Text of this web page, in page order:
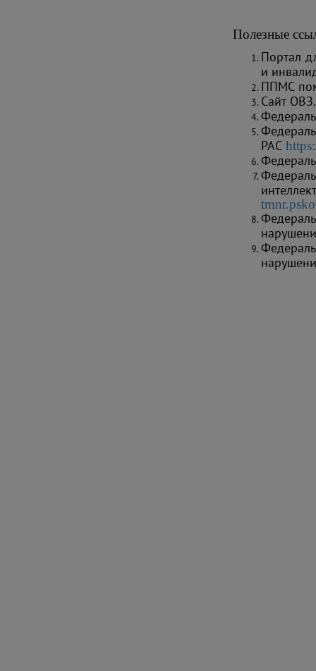
Полезные
Портал
и
ППМС
Сайт
РАС